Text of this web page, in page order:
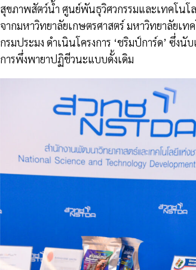
สุขภาพสัตว์น้ำ ศูนย์พันธุวิศวกรรมและเทคโนโ
จากมหาวิทยาลัยเกษตรศาสตร์ มหาวิทยาลัยเ
กรมประมง ดำเนินโครงการ ‘ชริมป์การ์ด’ ซึ่ง
การพึ่งพายาปฏิชีวนะแบบดั้งเดิม